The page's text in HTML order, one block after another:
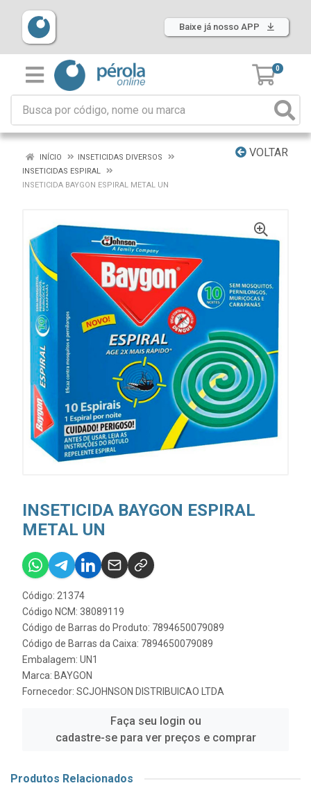
Baixe já nosso APP
0
VOLTAR
INÍCIO
INSETICIDAS DIVERSOS
INSETICIDAS ESPIRAL
INSETICIDA BAYGON ESPIRAL METAL UN
INSETICIDA BAYGON ESPIRAL
METAL UN
Código: 21374
Código NCM: 38089119
Código de Barras do Produto: 7894650079089
Código de Barras da Caixa: 7894650079089
Embalagem: UN1
Marca: BAYGON
Fornecedor: SCJOHNSON DISTRIBUICAO LTDA
Faça seu login ou
cadastre-se para ver preços e comprar
Produtos Relacionados